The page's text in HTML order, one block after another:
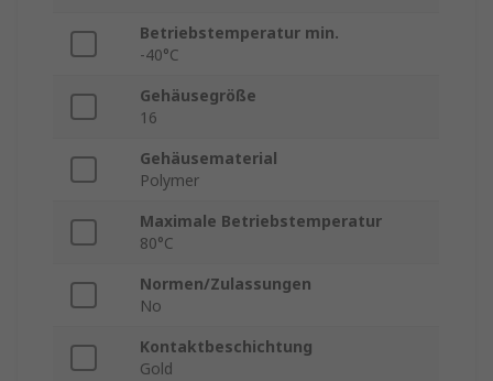
Betriebstemperatur min.
-40°C
Gehäusegröße
16
Gehäusematerial
Polymer
Maximale Betriebstemperatur
80°C
Normen/Zulassungen
No
Kontaktbeschichtung
Gold